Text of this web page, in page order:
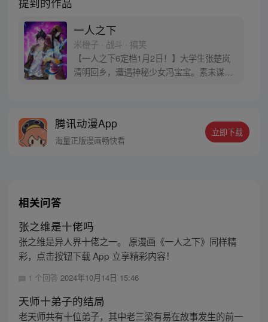
一人之下
米橙子 · 战斗 · 搞笑
【一人之下6定档1月2日！】大学生张楚岚
清明回乡，遭遇神秘少女冯宝宝。素未谋面
密，张楚岚的生活被彻底颠覆，与冯宝宝一
同踏上“异人”之旅。
腾讯动漫App
海量正版漫画畅快看
立即下载
相关问答
张之维是十佬吗
张之维是异人界十佬之一。 原漫画《一人之下》同样精
彩，点击按钮下载 App 立享精彩内容！
1 个回答 2024年10月14日 15:46
天师十弟子的结局
老天师共有十位弟子，其中老三梁有易在故事发生的前一